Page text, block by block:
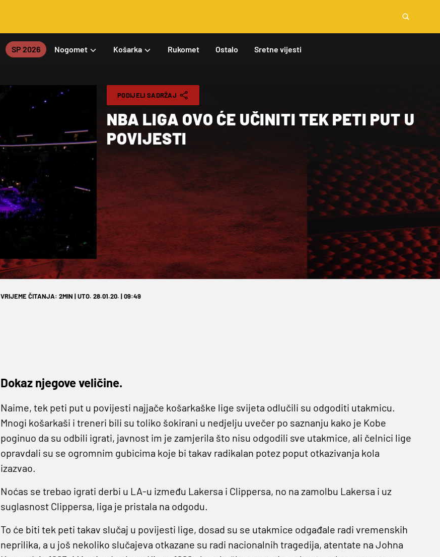
SP 2026 Nogomet Košarka Rukomet Ostalo Sretne vijesti
PODIJELI SADRŽAJ
NBA LIGA OVO ĆE UČINITI TEK PETI PUT U
POVIJESTI
VRIJEME ČITANJA: 2MIN | UTO. 28.01.20. | 09:49
Dokaz njegove veličine.
Naime, tek peti put u povijesti najjače košarkaške lige svijeta odlučili su odgoditi utakmicu.
Mnogi košarkaši i treneri bili su toliko šokirani u nedjelju uvečer po saznanju kako je Kobe
poginuo da su odbili igrati, javnost im je zamjerila što nisu odgodili sve utakmice, ali čelnici lige
opravdali su se ogromnim gubicima koje bi takav radikalan potez poput otkazivanja kola
izazvao.
Noćas se trebao igrati derbi u LA-u između Lakersa i Clippersa, no na zamolbu Lakersa i uz
suglasnost Clippersa, liga je pristala na odgodu.
To će biti tek peti takav slučaj u povijesti lige, dosad su se utakmice odgađale radi vremenskih
neprilika, a u još nekoliko slučajeva otkazane su radi nacionalnih tragedija, atentate na Johna